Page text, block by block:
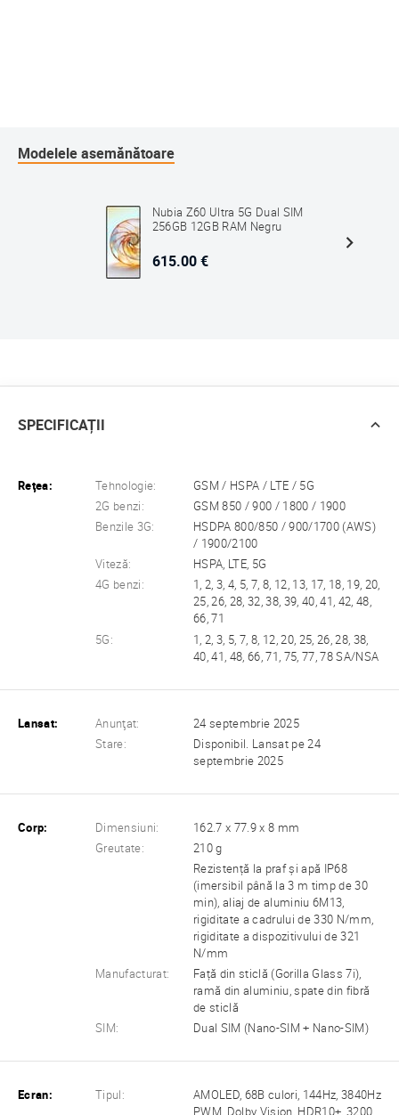
Modelele asemănătoare
Nubia Z60 Ultra 5G Dual SIM
256GB 12GB RAM Negru
615.00 €
SPECIFICAȚII
Reţea: Tehnologie:
GSM / HSPA / LTE / 5G
2G benzi:
GSM 850 / 900 / 1800 / 1900
Benzile 3G:
HSDPA 800/850 / 900/1700 (AWS)
/ 1900/2100
Viteză:
HSPA, LTE, 5G
4G benzi:
1, 2, 3, 4, 5, 7, 8, 12, 13, 17, 18, 19, 20,
25, 26, 28, 32, 38, 39, 40, 41, 42, 48,
66, 71
5G:
1, 2, 3, 5, 7, 8, 12, 20, 25, 26, 28, 38,
40, 41, 48, 66, 71, 75, 77, 78 SA/NSA
Lansat: Anunţat:
24 septembrie 2025
Stare:
Disponibil. Lansat pe 24
septembrie 2025
Corp: Dimensiuni:
162.7 x 77.9 x 8 mm
Greutate:
210 g
Rezistență la praf și apă IP68
(imersibil până la 3 m timp de 30
min), aliaj de aluminiu 6M13,
rigiditate a cadrului de 330 N/mm,
rigiditate a dispozitivului de 321
N/mm
Manufacturat:
Față din sticlă (Gorilla Glass 7i),
ramă din aluminiu, spate din fibră
de sticlă
SIM:
Dual SIM (Nano-SIM + Nano-SIM)
Ecran: Tipul:
AMOLED, 68B culori, 144Hz, 3840Hz
PWM, Dolby Vision, HDR10+, 3200